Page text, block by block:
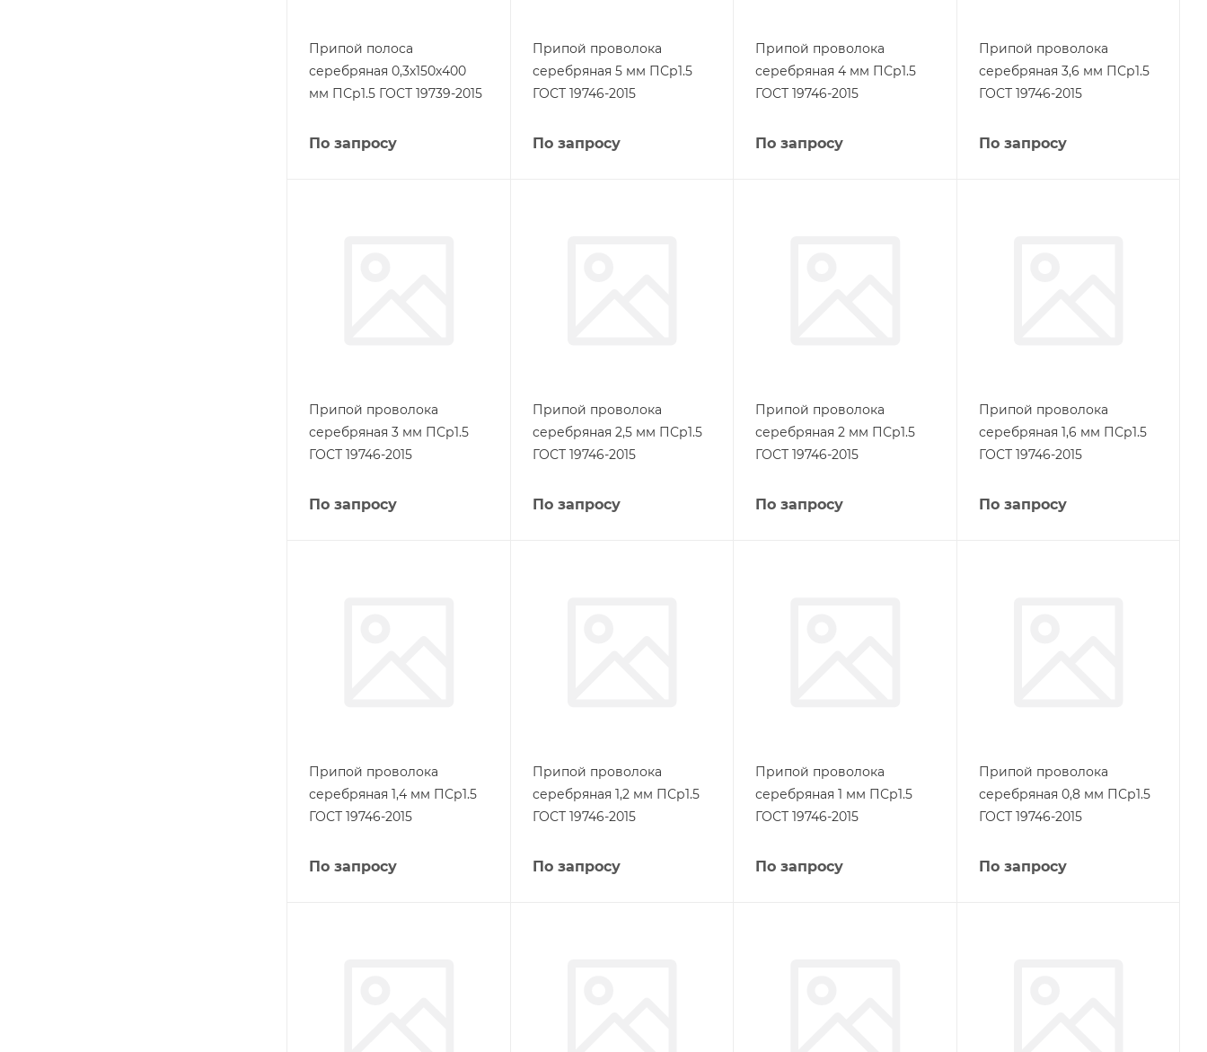
Припой полоса
серебряная 0,3х150х400
мм ПСр1.5 ГОСТ 19739-2015
По запросу
Припой проволока
серебряная 5 мм ПСр1.5
ГОСТ 19746-2015
По запросу
Припой проволока
серебряная 4 мм ПСр1.5
ГОСТ 19746-2015
По запросу
Припой проволока
серебряная 3,6 мм ПСр1.5
ГОСТ 19746-2015
По запросу
Припой проволока
серебряная 3 мм ПСр1.5
ГОСТ 19746-2015
По запросу
Припой проволока
серебряная 2,5 мм ПСр1.5
ГОСТ 19746-2015
По запросу
Припой проволока
серебряная 2 мм ПСр1.5
ГОСТ 19746-2015
По запросу
Припой проволока
серебряная 1,6 мм ПСр1.5
ГОСТ 19746-2015
По запросу
Припой проволока
серебряная 1,4 мм ПСр1.5
ГОСТ 19746-2015
По запросу
Припой проволока
серебряная 1,2 мм ПСр1.5
ГОСТ 19746-2015
По запросу
Припой проволока
серебряная 1 мм ПСр1.5
ГОСТ 19746-2015
По запросу
Припой проволока
серебряная 0,8 мм ПСр1.5
ГОСТ 19746-2015
По запросу